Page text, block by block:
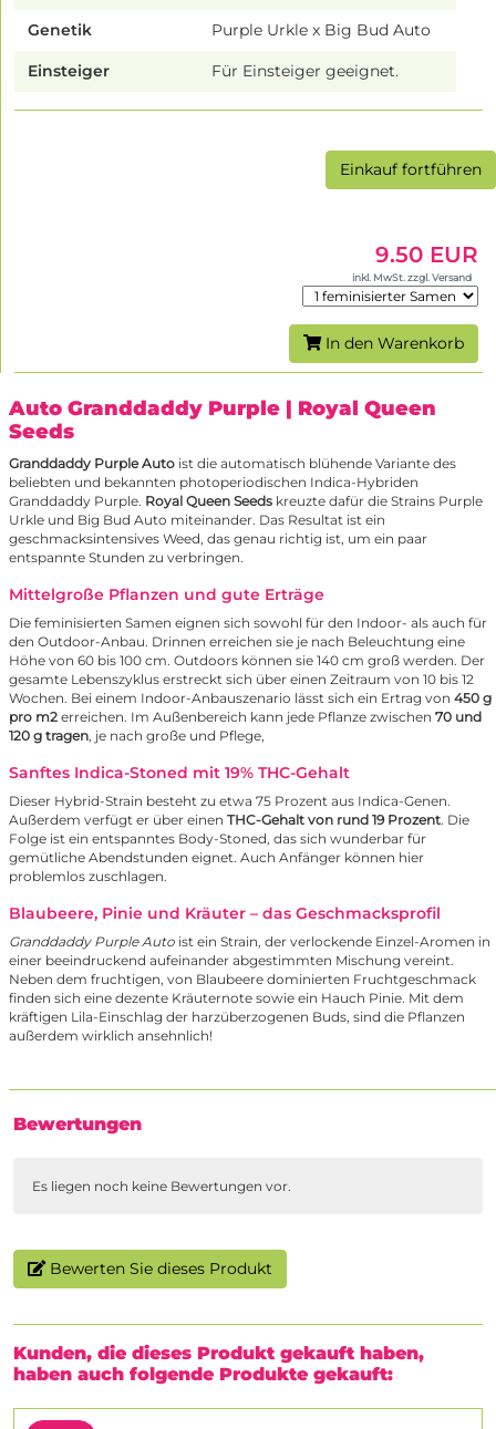
Genetik Purple Urkle x Big Bud Auto
Einsteiger Für Einsteiger geeignet.
Einkauf fortführen
9.50 EUR
inkl. MwSt. zzgl. Versand
In den Warenkorb
Auto Granddaddy Purple | Royal Queen
Seeds
Granddaddy Purple Auto ist die automatisch blühende Variante des
beliebten und bekannten photoperiodischen Indica-Hybriden
Granddaddy Purple. Royal Queen Seeds kreuzte dafür die Strains Purple
Urkle und Big Bud Auto miteinander. Das Resultat ist ein
geschmacksintensives Weed, das genau richtig ist, um ein paar
entspannte Stunden zu verbringen.
Mittelgroße Pflanzen und gute Erträge
Die feminisierten Samen eignen sich sowohl für den Indoor- als auch für
den Outdoor-Anbau. Drinnen erreichen sie je nach Beleuchtung eine
Höhe von 60 bis 100 cm. Outdoors können sie 140 cm groß werden. Der
gesamte Lebenszyklus erstreckt sich über einen Zeitraum von 10 bis 12
Wochen. Bei einem Indoor-Anbauszenario lässt sich ein Ertrag von 450 g
pro m2 erreichen. Im Außenbereich kann jede Pflanze zwischen 70 und
120 g tragen, je nach große und Pflege,
Sanftes Indica-Stoned mit 19% THC-Gehalt
Dieser Hybrid-Strain besteht zu etwa 75 Prozent aus Indica-Genen.
Außerdem verfügt er über einen THC-Gehalt von rund 19 Prozent. Die
Folge ist ein entspanntes Body-Stoned, das sich wunderbar für
gemütliche Abendstunden eignet. Auch Anfänger können hier
problemlos zuschlagen.
Blaubeere, Pinie und Kräuter – das Geschmacksprofil
Granddaddy Purple Auto ist ein Strain, der verlockende Einzel-Aromen in
einer beeindruckend aufeinander abgestimmten Mischung vereint.
Neben dem fruchtigen, von Blaubeere dominierten Fruchtgeschmack
finden sich eine dezente Kräuternote sowie ein Hauch Pinie. Mit dem
kräftigen Lila-Einschlag der harzüberzogenen Buds, sind die Pflanzen
außerdem wirklich ansehnlich!
Bewertungen
Es liegen noch keine Bewertungen vor.
Bewerten Sie dieses Produkt
Kunden, die dieses Produkt gekauft haben,
haben auch folgende Produkte gekauft: